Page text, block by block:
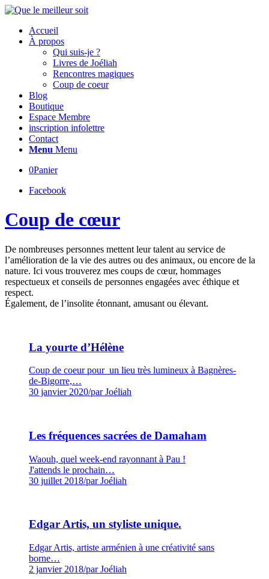
Accueil
À propos
Qui suis-je ?
Livres de Joéliah
Rencontres magiques
Coup de coeur
Blog
Boutique
Espace Membre
inscription infolettre
Contact
Menu Menu
0Panier
Facebook
Coup de cœur
De nombreuses personnes mettent leur talent au service de
l’amélioration de la vie des autres ou des animaux, ou encore de la
nature. Ici vous trouverez mes coups de cœur, hommages
respectueux et conseils de personnes engagées avec éthique et
respect.
Également, de l’insolite étonnant, amusant ou élevant.
La yourte d’Hélène
Coup de coeur pour un lieu très lumineux à Bagnères-
de-Bigorre,…
30 janvier 2020/par Joéliah
Les fréquences sacrées de Damaham
Waouh, quel week-end rayonnant à Pau !
J'attends le prochain…
30 juillet 2018/par Joéliah
Edgar Artis, un styliste unique.
Edgar Artis, artiste arménien à une créativité sans
borne…
2 janvier 2018/par Joéliah